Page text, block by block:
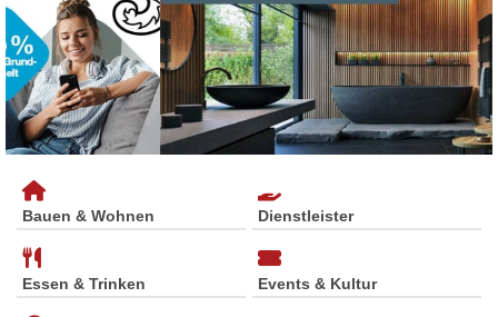
Bauen & Wohnen Dienstleister
Essen & Trinken Events & Kultur